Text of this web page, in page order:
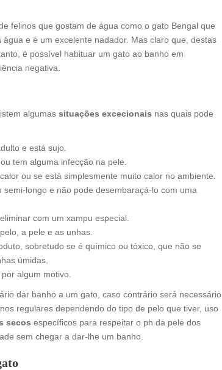
felinos que gostam de água como o gato Bengal que
e é um excelente nadador. Mas claro que, destas
é possível habituar um gato ao banho em
negativa.
algumas situações excecionais nas quais pode
e está sujo.
tem alguma infecção na pele.
ou se está simplesmente muito calor no ambiente.
longo e não pode desembaraçá-lo com uma
com um xampu especial.
a pele e as unhas.
sobretudo se é químico ou tóxico, que não se
úmidas.
algum motivo.
dar banho a um gato, caso contrário será necessário
regulares dependendo do tipo de pelo que tiver, uso
secos específicos para respeitar o ph da pele dos
sem chegar a dar-lhe um banho.